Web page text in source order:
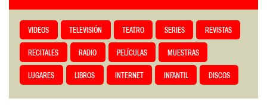
VIDEOS TELEVISIÓN TEATRO SERIES REVISTAS
RECITALES RADIO PELÍCULAS MUESTRAS
LUGARES LIBROS INTERNET INFANTIL DISCOS